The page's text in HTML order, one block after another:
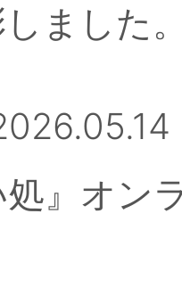
ました
処』オ